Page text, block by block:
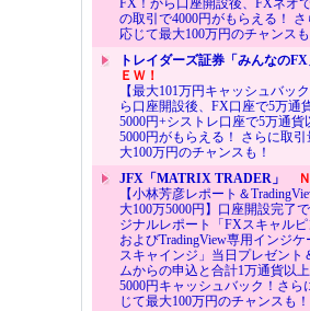
FX！から口座開設後、FXネオ
の取引で4000円がもらえる！
応じて最大100万円のチャンスも
トレイダーズ証券「みんなのFX
ＥＷ！
【最大101万円キャッシュバッ
ら口座開設後、FX口座で5万通
5000円+シストレ口座で5万通貨
5000円がもらえる！ さらに取
大100万円のチャンスも！
JFX「MATRIX TRADER」
Ｎ
【小林芳彦レポート＆
大100万5000円】口座開設完了
ジナルレポート「FXスキャルピ
およびTradingView専用インジ
スキャインジ」当日プレゼント
ムからの申込と合計1万通貨以
5000円キャッシュバック！さら
じて最大100万円のチャンスも！